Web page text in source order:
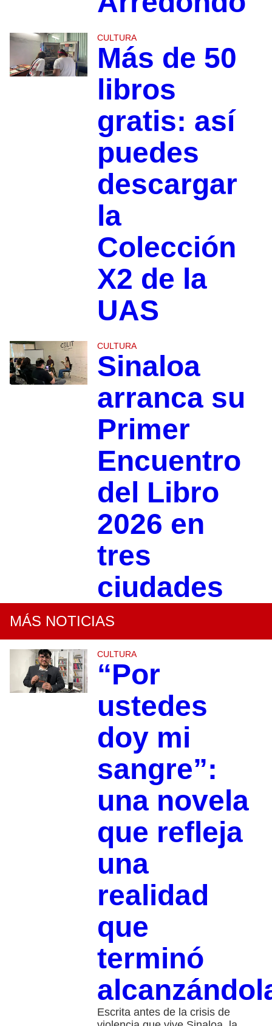
CULTURA
Más de 50
libros
gratis: así
puedes
descargar
la
Colección
X2 de la
UAS
CULTURA
Sinaloa
arranca su
Primer
Encuentro
del Libro
2026 en
tres
ciudades
MÁS NOTICIAS
CULTURA
“Por
ustedes
doy mi
sangre”:
una novela
que refleja
una
realidad
que
terminó
Escrita antes de la crisis de